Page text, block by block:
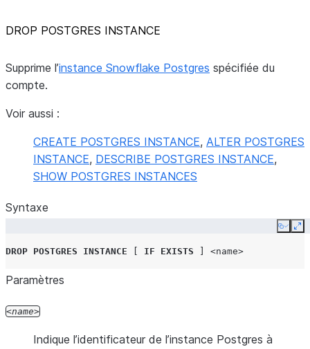
DROP POSTGRES INSTANCE
Supprime l’instance Snowflake Postgres spécifiée du
compte.
Voir aussi :
CREATE POSTGRES INSTANCE, ALTER POSTGRES
INSTANCE, DESCRIBE POSTGRES INSTANCE,
SHOW POSTGRES INSTANCES
Syntaxe
Copy
DROP POSTGRES INSTANCE IF EXISTS <name>
Paramètres
name
Indique l’identificateur de l’instance Postgres à